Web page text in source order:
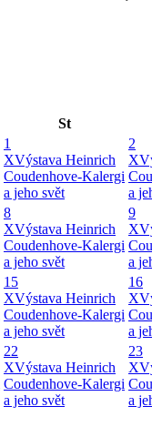
St
1
XVýstava Heinrich
Coudenhove-Kalergi
a jeho svět
2
X
a
8
XVýstava Heinrich
Coudenhove-Kalergi
a jeho svět
9
X
a
15
XVýstava Heinrich
Coudenhove-Kalergi
a jeho svět
16
X
a
22
XVýstava Heinrich
Coudenhove-Kalergi
a jeho svět
23
X
a